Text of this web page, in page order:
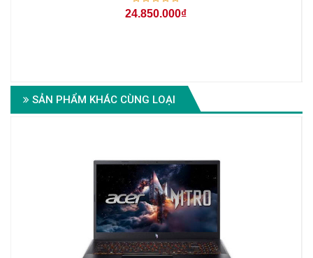
24.850.000₫
SẢN PHẨM KHÁC CÙNG LOẠI